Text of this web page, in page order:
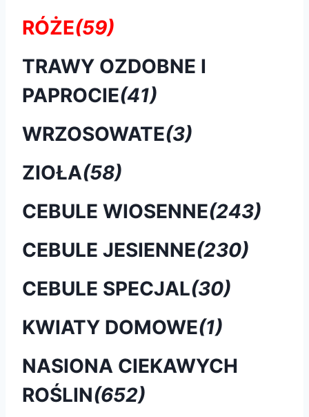
RÓŻE(59)
TRAWY OZDOBNE I
PAPROCIE(41)
WRZOSOWATE(3)
ZIOŁA(58)
CEBULE WIOSENNE(243)
CEBULE JESIENNE(230)
CEBULE SPECJAL(30)
KWIATY DOMOWE(1)
NASIONA CIEKAWYCH
ROŚLIN(652)